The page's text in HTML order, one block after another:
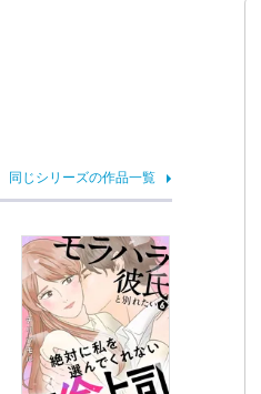
同じシリーズの作品一覧